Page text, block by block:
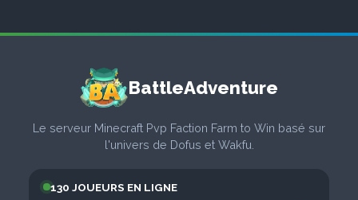
BattleAdventure
Le serveur Minecraft Pvp Faction Farm to Win basé sur
l'univers de Dofus et Wakfu.
130 JOUEURS EN LIGNE